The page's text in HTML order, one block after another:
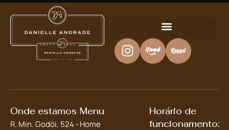
Onde estamos
R. Min. Godói, 524 -
Menu
Home
Horário de
funcionamento: